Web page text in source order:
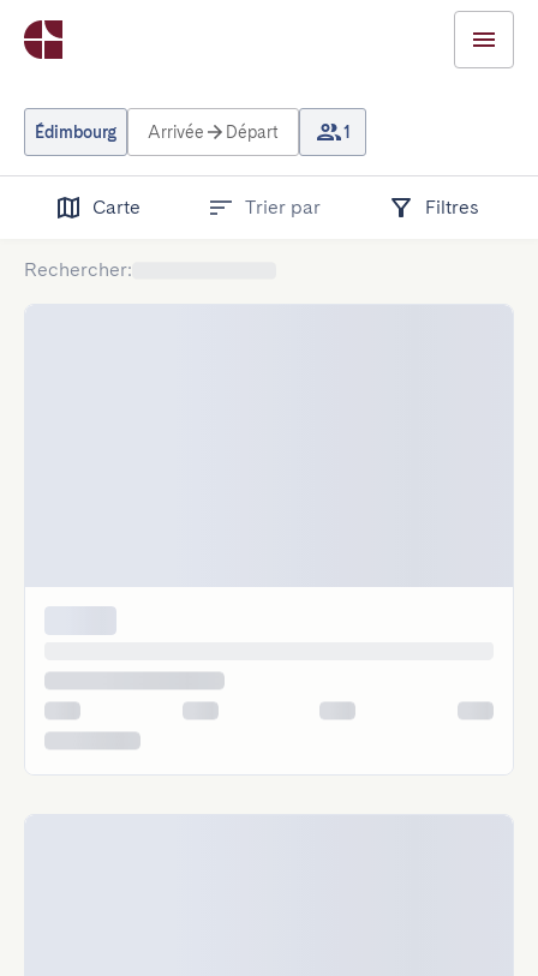
Édimbourg Arrivée Départ 1
Carte Trier par Filtres
Rechercher: